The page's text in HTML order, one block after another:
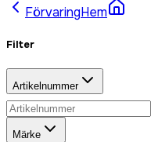
FörvaringHem
Filter
Artikelnummer
Märke